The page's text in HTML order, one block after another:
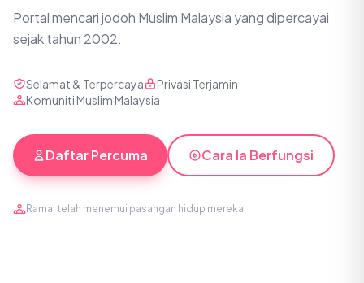
Portal mencari jodoh Muslim Malaysia yang dipercayai
sejak tahun 2002.
Selamat & Terpercaya
Privasi Terjamin
Komuniti Muslim Malaysia
Daftar Percuma Cara Ia Berfungsi
Ramai telah menemui pasangan hidup mereka